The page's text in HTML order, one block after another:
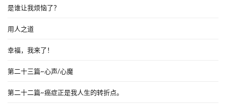
是谁让我烦恼了？
用人之道
幸福，我来了！
第二十三篇~心声/心魔
第二十二篇~癌症正是我人生的转折点。